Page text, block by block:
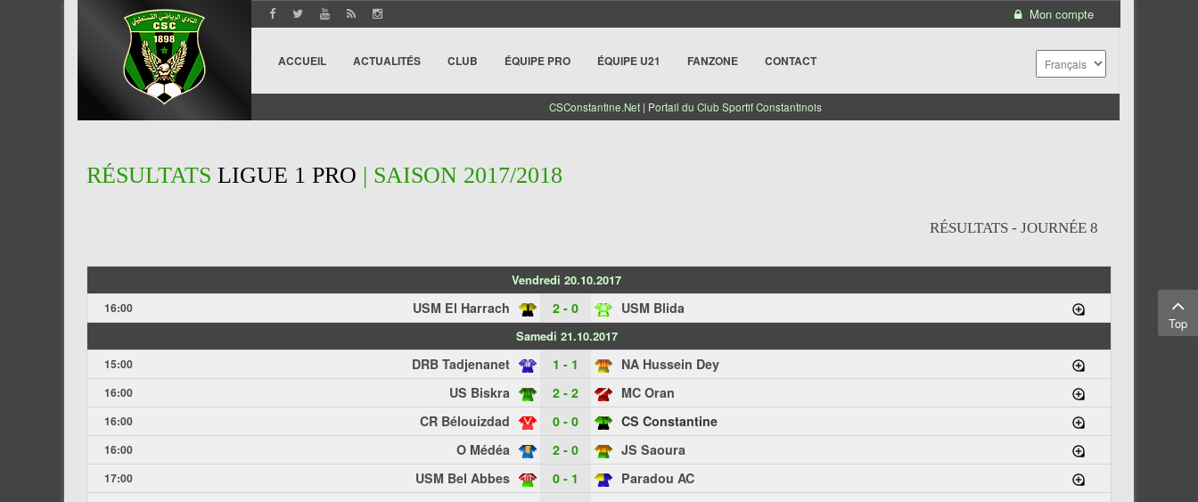
Mon compte
ACCUEIL ACTUALITÉS CLUB ÉQUIPE PRO ÉQUIPE U21 FANZONE CONTACT
CSConstantine.Net | Portail du Club Sportif Constantinois
RÉSULTATS LIGUE 1 PRO | SAISON 2017/2018
RÉSULTATS - JOURNÉE 8
Vendredi 20.10.2017
16:00
USM El Harrach 2 - 0 USM Blida
Samedi 21.10.2017
15:00
DRB Tadjenanet 1 - 1 NA Hussein Dey
16:00 US Biskra 2 - 2 MC Oran
16:00 CR Bélouizdad 0 - 0 CS Constantine
16:00 O Médéa 2 - 0 JS Saoura
17:00 USM Bel Abbes 0 - 1 Paradou AC
Top